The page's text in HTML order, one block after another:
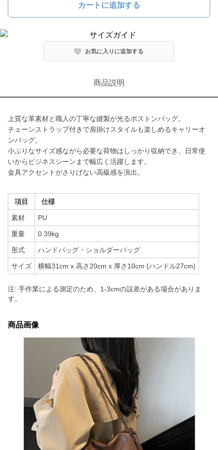
カートに追加する
お気に入りに追加する
商品説明
上質な革素材と職人の丁寧な縫製が光るボストンバッグ。
チェーンストラップ付きで肩掛けスタイルも楽しめるキャリーオ
ンバッグ。
小ぶりなサイズ感ながら必要な荷物はしっかり収納でき、日常使
いからビジネスシーンまで幅広く活躍します。
金具アクセントがさりげない高級感を演出。
項目 仕様
素材 PU
重量 0.39kg
形式 ハンドバッグ・ショルダーバッグ
サイズ 横幅31cm x 高さ20cm x 厚さ10cm (ハンドル27cm)
注: 手作業による測定のため、1-3cmの誤差がある場合がありま
す。
商品画像